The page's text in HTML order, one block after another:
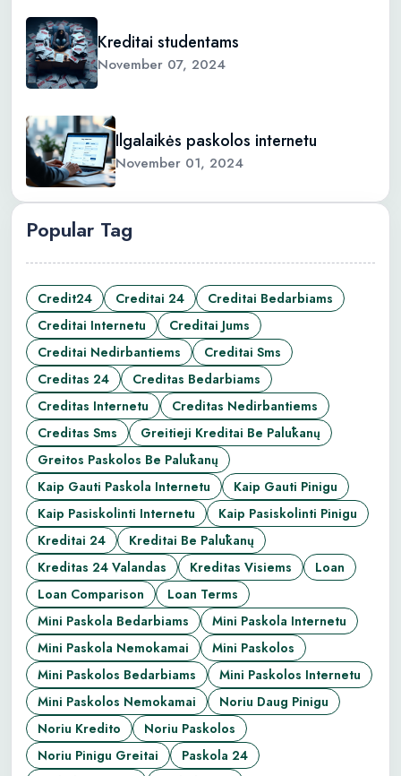
Kreditai studentams
November 07, 2024
Ilgalaikės paskolos internetu
November 01, 2024
Popular Tag
Credit24 Creditai 24
Creditai Bedarbiams
Creditai Internetu
Creditai Jums
Creditai Nedirbantiems
Creditai Sms
Creditas 24
Creditas Bedarbiams
Creditas Internetu
Creditas Nedirbantiems
Creditas Sms
Greitieji Kreditai Be Palūkanų
Greitos Paskolos Be Palūkanų
Kaip Gauti Paskola Internetu
Kaip Gauti Pinigu
Kaip Pasiskolinti Internetu
Kaip Pasiskolinti Pinigu
Kreditai 24
Kreditai Be Palūkanų
Kreditas 24 Valandas
Kreditas Visiems
Loan
Loan Comparison
Loan Terms
Mini Paskola Bedarbiams
Mini Paskola Internetu
Mini Paskola Nemokamai
Mini Paskolos
Mini Paskolos Bedarbiams
Mini Paskolos Internetu
Mini Paskolos Nemokamai
Noriu Daug Pinigu
Noriu Kredito
Noriu Paskolos
Noriu Pinigu Greitai
Paskola 24